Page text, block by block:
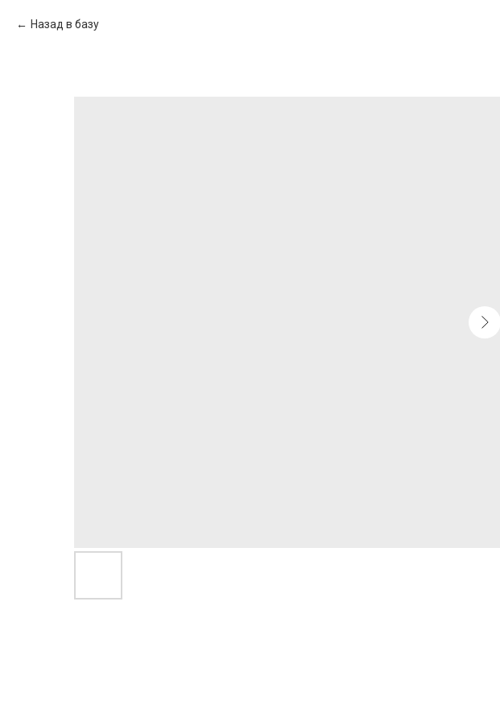
Назад в базу